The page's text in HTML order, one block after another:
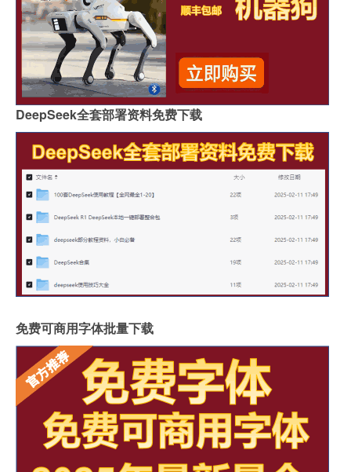
DeepSeek全套部署资料免费下载
免费可商用字体批量下载